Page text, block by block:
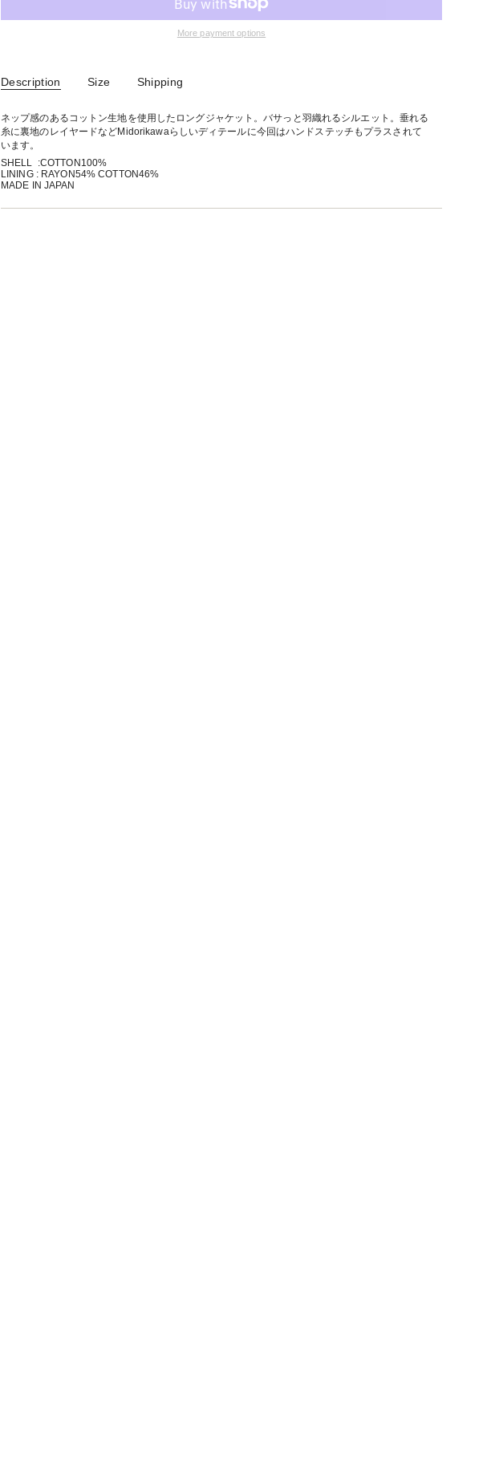
More payment options
Description Size Shipping
ネップ感のあるコットン生地を使用したロングジャケット。バサっと羽織れるシルエット。垂れる
糸に裏地のレイヤードなどMidorikawaらしいディテールに今回はハンドステッチもプラスされて
います。
SHELL :COTTON100%
LINING : RAYON54% COTTON46%
MADE IN JAPAN